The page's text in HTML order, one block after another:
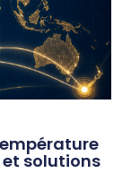
solutions